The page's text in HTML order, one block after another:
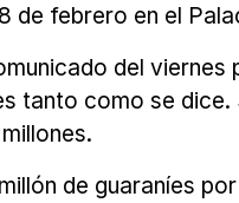
febrero en el
del
tanto como se dice.
de guaraníes